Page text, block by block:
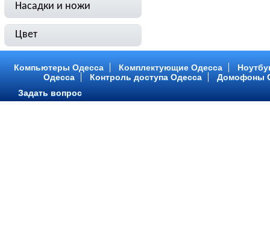
Насадки и ножи
Цвет
Компьютеры Одесса Комплектующие Одесса
Одесса
Контроль доступа Одесса
Домофоны
Задать вопрос